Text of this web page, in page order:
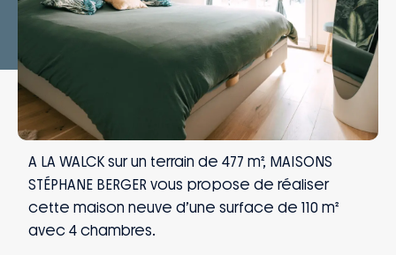
A LA WALCK sur un terrain de 477 m², MAISONS
STÉPHANE BERGER vous propose de réaliser
cette maison neuve d’une surface de 110 m²
avec 4 chambres.